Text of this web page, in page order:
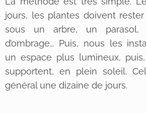
jours, les plantes doivent rester
sous un arbre, un parasol,
d’ombrage… Puis, nous les
un espace plus lumineux,
supportent, en plein soleil.
général une dizaine de jours.